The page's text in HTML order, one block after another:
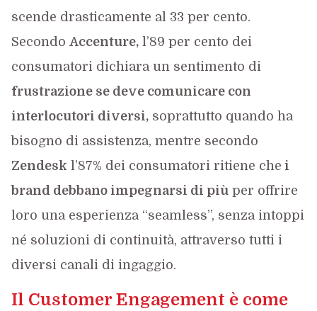
scende drasticamente al 33 per cento.
Secondo Accenture,l’89 per cento dei
consumatori dichiara un sentimento di
frustrazione se deve comunicare con
interlocutori diversi,soprattutto quando ha
bisogno di assistenza, mentre secondo
Zendesk l’87% dei consumatori ritiene che i
brand debbano impegnarsi di piùper offrire
loro una esperienza “seamless”, senza intoppi
né soluzioni di continuità, attraverso tutti i
diversi canali di ingaggio.
Il Customer Engagement è come